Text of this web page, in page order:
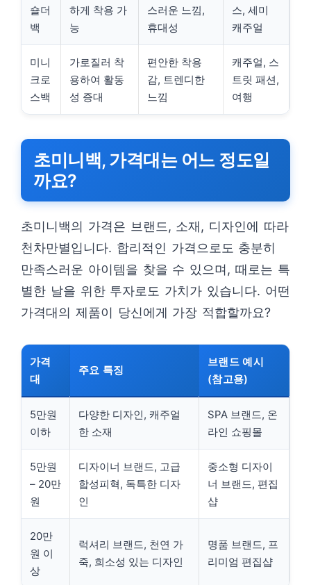
숄더
백
하게 착용 가
능
스러운 느낌,
휴대성
스, 세미
캐주얼
미니
크로
스백
가로질러 착
용하여 활동
성 증대
편안한 착용
감, 트렌디한
느낌
캐주얼, 스
트릿 패션,
여행
초미니백, 가격대는 어느 정도일
까요?
초미니백의 가격은 브랜드, 소재, 디자인에 따라
천차만별입니다. 합리적인 가격으로도 충분히
만족스러운 아이템을 찾을 수 있으며, 때로는 특
별한 날을 위한 투자로도 가치가 있습니다. 어떤
가격대의 제품이 당신에게 가장 적합할까요?
가격
대
주요 특징
브랜드 예시
(참고용)
5만원
이하
다양한 디자인, 캐주얼
한 소재
SPA 브랜드, 온
라인 쇼핑몰
5만원
– 20만
원
디자이너 브랜드, 고급
합성피혁, 독특한 디자
인
중소형 디자이
너 브랜드, 편집
샵
20만
원 이
상
럭셔리 브랜드, 천연 가
죽, 희소성 있는 디자인
명품 브랜드, 프
리미엄 편집샵